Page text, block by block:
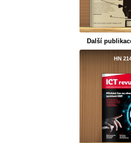
Další
HN